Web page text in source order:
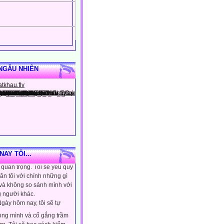
NHIÊN
TÔI...
là người đặc biệt, một
trọng. Tôi sẽ yêu quý
tôi với chính những gì
không so sánh mình với
người khác.
hôm nay, tôi sẽ tự
mình và cố gắng trầm
Tôi sẽ học cách kiểm